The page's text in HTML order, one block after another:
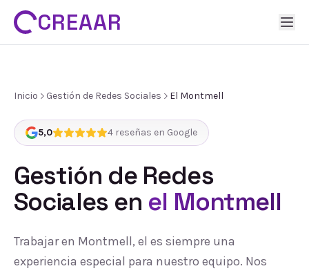
CREAAR
Inicio Gestión de Redes Sociales El Montmell
5,0 4 reseñas en Google
Gestión de Redes
Sociales en el Montmell
Trabajar en Montmell, el es siempre una
experiencia especial para nuestro equipo. Nos